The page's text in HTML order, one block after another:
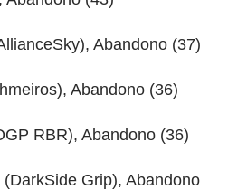
Abandono (37)
Abandono (36)
RBR), Abandono (36)
Grip), Abandono